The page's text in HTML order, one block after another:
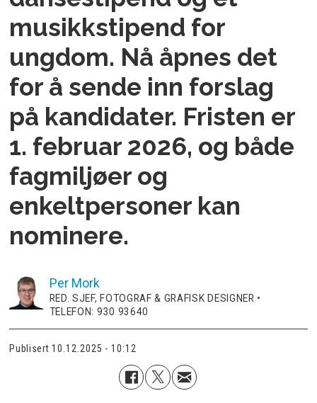
musikkstipend for
ungdom. Nå åpnes det
for å sende inn forslag
på kandidater. Fristen er
1. februar 2026, og både
fagmiljøer og
enkeltpersoner kan
nominere.
Per Mork
RED. SJEF, FOTOGRAF & GRAFISK DESIGNER •
TELEFON: 930 93640
Publisert 10.12.2025 - 10:12